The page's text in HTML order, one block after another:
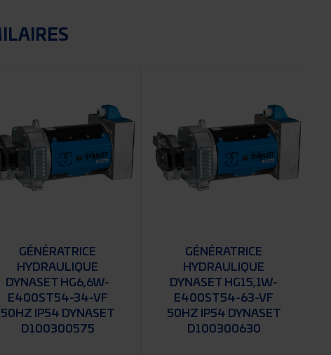
GÉNÉRATRICE
HYDRAULIQUE
DYNASET HG6,6W-
E400ST54-34-VF
50HZ IP54 DYNASET
D100300575
GÉNÉRATRICE
HYDRAULIQUE
DYNASET HG15,1W-
E400ST54-63-VF
50HZ IP54 DYNASET
D100300630